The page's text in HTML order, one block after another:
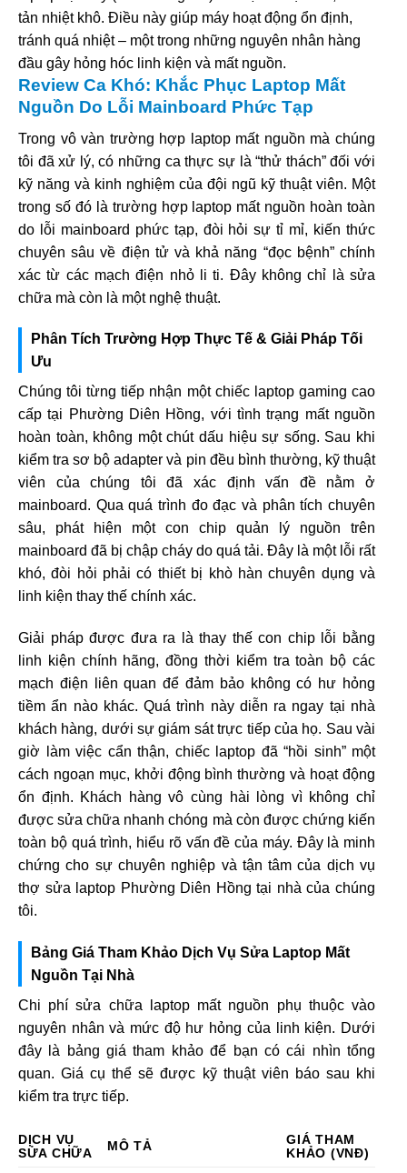
tản nhiệt khô. Điều này giúp máy hoạt động ổn định,
tránh quá nhiệt – một trong những nguyên nhân hàng
đầu gây hỏng hóc linh kiện và mất nguồn.
Review Ca Khó: Khắc Phục Laptop Mất
Nguồn Do Lỗi Mainboard Phức Tạp
Trong vô vàn trường hợp laptop mất nguồn mà chúng
tôi đã xử lý, có những ca thực sự là “thử thách” đối với
kỹ năng và kinh nghiệm của đội ngũ kỹ thuật viên. Một
trong số đó là trường hợp laptop mất nguồn hoàn toàn
do lỗi mainboard phức tạp, đòi hỏi sự tỉ mỉ, kiến thức
chuyên sâu về điện tử và khả năng “đọc bệnh” chính
xác từ các mạch điện nhỏ li ti. Đây không chỉ là sửa
chữa mà còn là một nghệ thuật.
Phân Tích Trường Hợp Thực Tế & Giải Pháp Tối
Ưu
Chúng tôi từng tiếp nhận một chiếc laptop gaming cao
cấp tại Phường Diên Hồng, với tình trạng mất nguồn
hoàn toàn, không một chút dấu hiệu sự sống. Sau khi
kiểm tra sơ bộ adapter và pin đều bình thường, kỹ thuật
viên của chúng tôi đã xác định vấn đề nằm ở
mainboard. Qua quá trình đo đạc và phân tích chuyên
sâu, phát hiện một con chip quản lý nguồn trên
mainboard đã bị chập cháy do quá tải. Đây là một lỗi rất
khó, đòi hỏi phải có thiết bị khò hàn chuyên dụng và
linh kiện thay thế chính xác.
Giải pháp được đưa ra là thay thế con chip lỗi bằng
linh kiện chính hãng, đồng thời kiểm tra toàn bộ các
mạch điện liên quan để đảm bảo không có hư hỏng
tiềm ẩn nào khác. Quá trình này diễn ra ngay tại nhà
khách hàng, dưới sự giám sát trực tiếp của họ. Sau vài
giờ làm việc cẩn thận, chiếc laptop đã “hồi sinh” một
cách ngoạn mục, khởi động bình thường và hoạt động
ổn định. Khách hàng vô cùng hài lòng vì không chỉ
được sửa chữa nhanh chóng mà còn được chứng kiến
toàn bộ quá trình, hiểu rõ vấn đề của máy. Đây là minh
chứng cho sự chuyên nghiệp và tận tâm của dịch vụ
thợ sửa laptop Phường Diên Hồng tại nhà của chúng
tôi.
Bảng Giá Tham Khảo Dịch Vụ Sửa Laptop Mất
Nguồn Tại Nhà
Chi phí sửa chữa laptop mất nguồn phụ thuộc vào
nguyên nhân và mức độ hư hỏng của linh kiện. Dưới
đây là bảng giá tham khảo để bạn có cái nhìn tổng
quan. Giá cụ thể sẽ được kỹ thuật viên báo sau khi
kiểm tra trực tiếp.
DỊCH VỤ
SỬA CHỮA
MÔ TẢ
GIÁ THAM
KHẢO (VNĐ)